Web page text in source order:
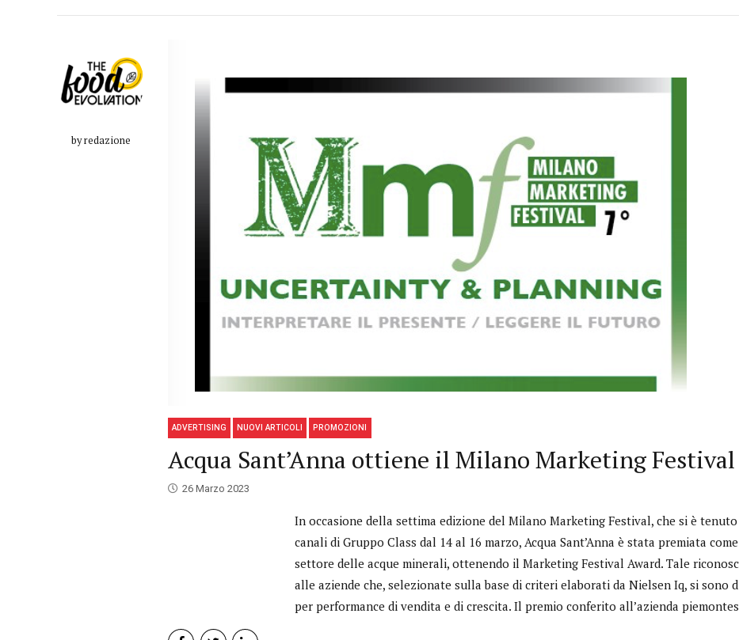
by redazione
ADVERTISING NUOVI ARTICOLI PROMOZIONI
Acqua Sant’Anna ottiene il Milano Marketing
26 Marzo 2023
In occasione della settima edizione del Milano Marketing Festival, che si è
canali di Gruppo Class dal 14 al 16 marzo, Acqua Sant’Anna è stata premiata
settore delle acque minerali, ottenendo il Marketing Festival Award. Tale
alle aziende che, selezionate sulla base di criteri elaborati da Nielsen Iq, si sono
per performance di vendita e di crescita. Il premio conferito all’azienda